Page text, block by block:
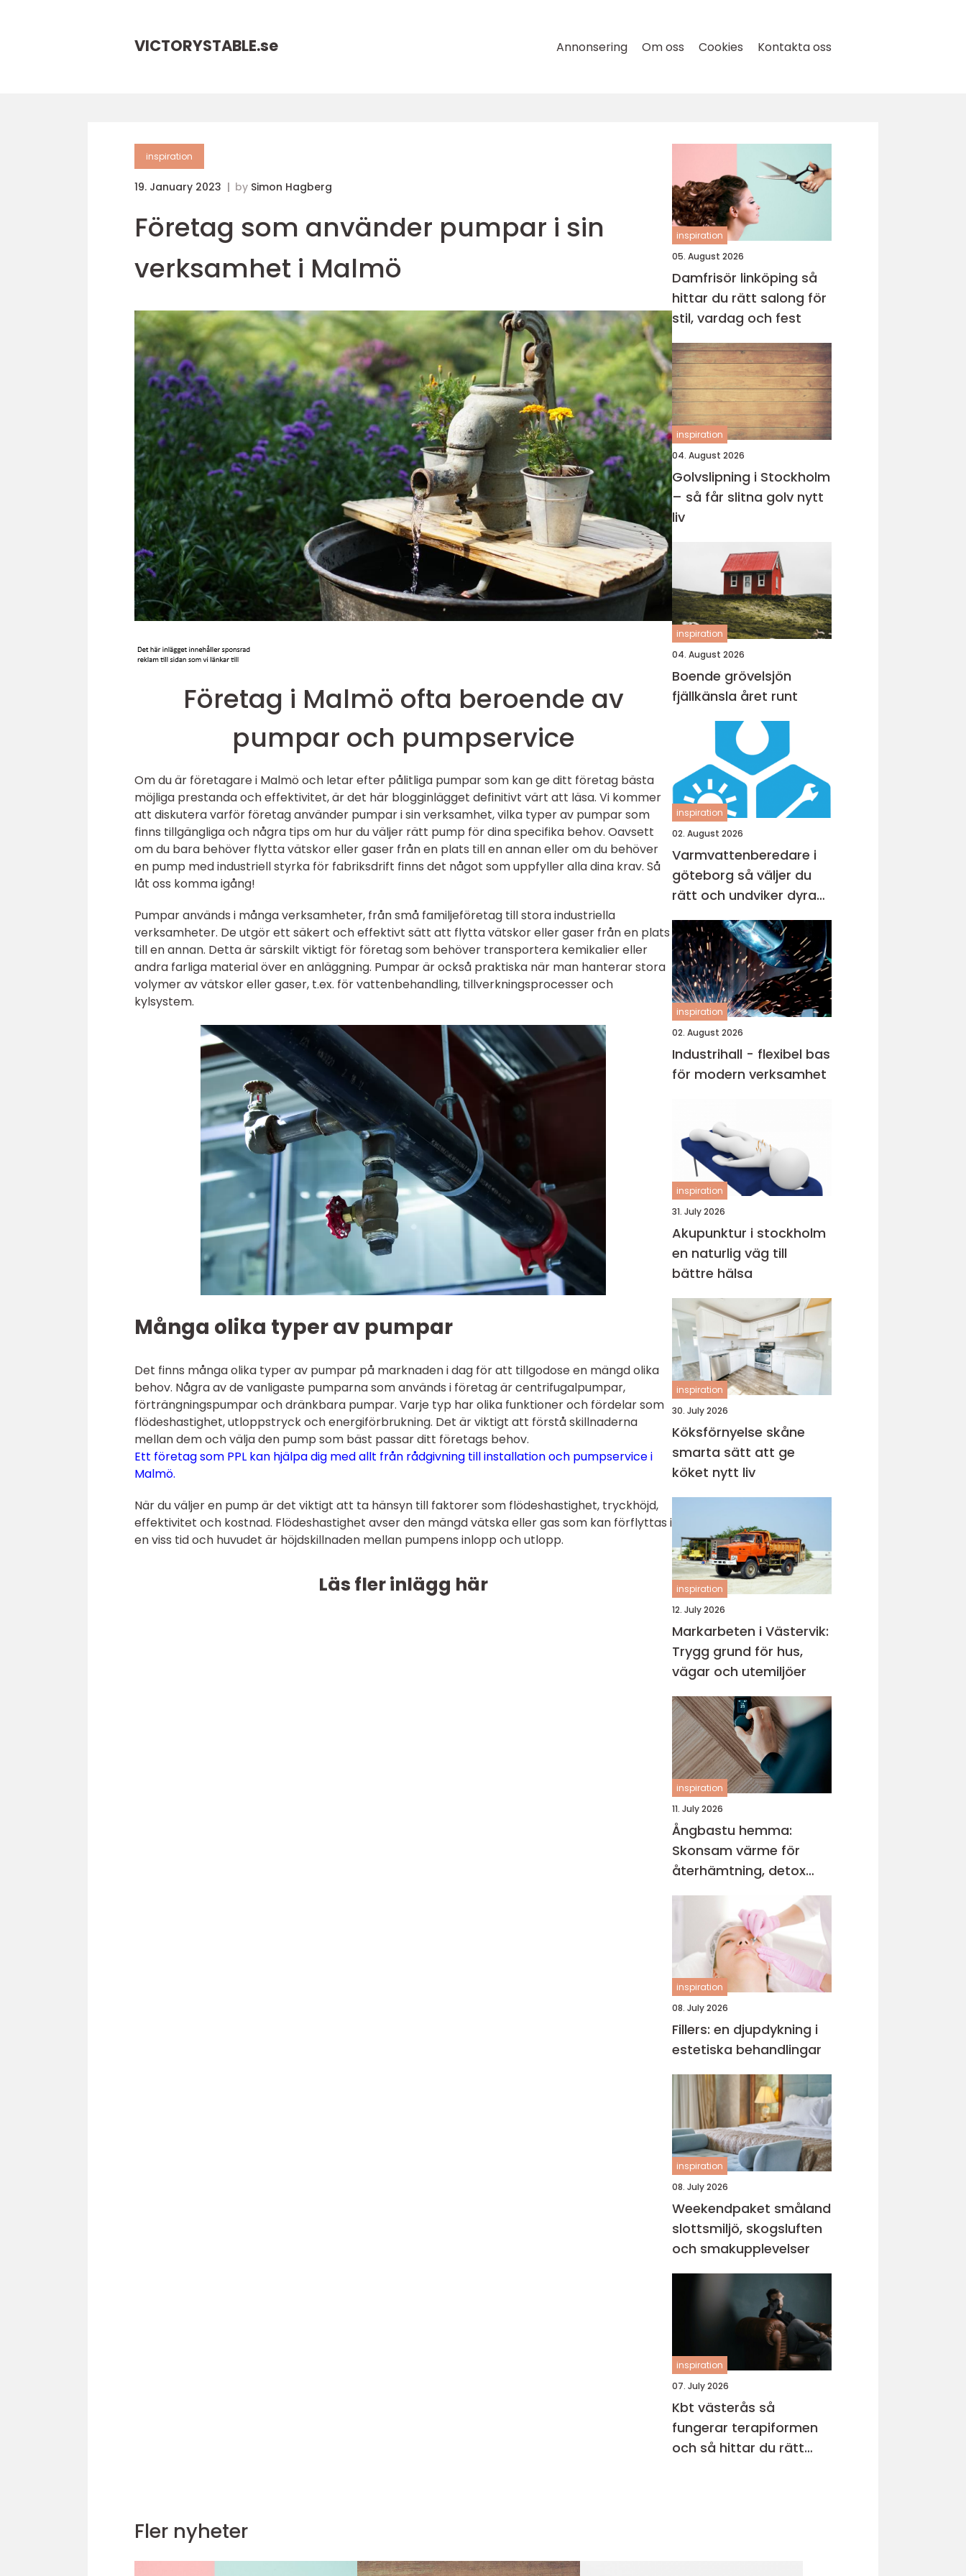
VICTORYSTABLE.se Annonsering Om oss Cookies Kontakta oss
inspiration
19. January 2023 by Simon Hagberg
Företag som använder pumpar i sin
verksamhet i Malmö
Företag i Malmö ofta beroende av
pumpar och pumpservice
Om du är företagare i Malmö och letar efter pålitliga pumpar som kan ge ditt företag bästa
möjliga prestanda och effektivitet, är det här blogginlägget definitivt värt att läsa. Vi kommer
att diskutera varför företag använder pumpar i sin verksamhet, vilka typer av pumpar som
finns tillgängliga och några tips om hur du väljer rätt pump för dina specifika behov. Oavsett
om du bara behöver flytta vätskor eller gaser från en plats till en annan eller om du behöver
en pump med industriell styrka för fabriksdrift finns det något som uppfyller alla dina krav. Så
låt oss komma igång!
Pumpar används i många verksamheter, från små familjeföretag till stora industriella
verksamheter. De utgör ett säkert och effektivt sätt att flytta vätskor eller gaser från en plats
till en annan. Detta är särskilt viktigt för företag som behöver transportera kemikalier eller
andra farliga material över en anläggning. Pumpar är också praktiska när man hanterar stora
volymer av vätskor eller gaser, t.ex. för vattenbehandling, tillverkningsprocesser och
kylsystem.
Många olika typer av pumpar
Det finns många olika typer av pumpar på marknaden i dag för att tillgodose en mängd olika
behov. Några av de vanligaste pumparna som används i företag är centrifugalpumpar,
förträngningspumpar och dränkbara pumpar. Varje typ har olika funktioner och fördelar som
flödeshastighet, utloppstryck och energiförbrukning. Det är viktigt att förstå skillnaderna
mellan dem och välja den pump som bäst passar ditt företags behov.
Ett företag som PPL kan hjälpa dig med allt från rådgivning till installation och pumpservice i
Malmö.
När du väljer en pump är det viktigt att ta hänsyn till faktorer som flödeshastighet, tryckhöjd,
effektivitet och kostnad. Flödeshastighet avser den mängd vätska eller gas som kan förflyttas i
en viss tid och huvudet är höjdskillnaden mellan pumpens inlopp och utlopp.
Läs fler inlägg här
inspiration
05. August 2026
Damfrisör linköping så
hittar du rätt salong för
stil, vardag och fest
inspiration
04. August 2026
Golvslipning i Stockholm
– så får slitna golv nytt
liv
inspiration
04. August 2026
Boende grövelsjön
fjällkänsla året runt
inspiration
02. August 2026
Varmvattenberedare i
göteborg så väljer du
rätt och undviker dyra
misstag
inspiration
02. August 2026
Industrihall - flexibel bas
för modern verksamhet
inspiration
31. July 2026
Akupunktur i stockholm
en naturlig väg till
bättre hälsa
inspiration
30. July 2026
Köksförnyelse skåne
smarta sätt att ge
köket nytt liv
inspiration
12. July 2026
Markarbeten i Västervik:
Trygg grund för hus,
vägar och utemiljöer
inspiration
11. July 2026
Ångbastu hemma:
Skonsam värme för
återhämtning, detox
och mental balans
inspiration
08. July 2026
Fillers: en djupdykning i
estetiska behandlingar
inspiration
08. July 2026
Weekendpaket småland
slottsmiljö, skogsluften
och smakupplevelser
inspiration
07. July 2026
Kbt västerås så
fungerar terapiformen
och så hittar du rätt
Fler nyheter